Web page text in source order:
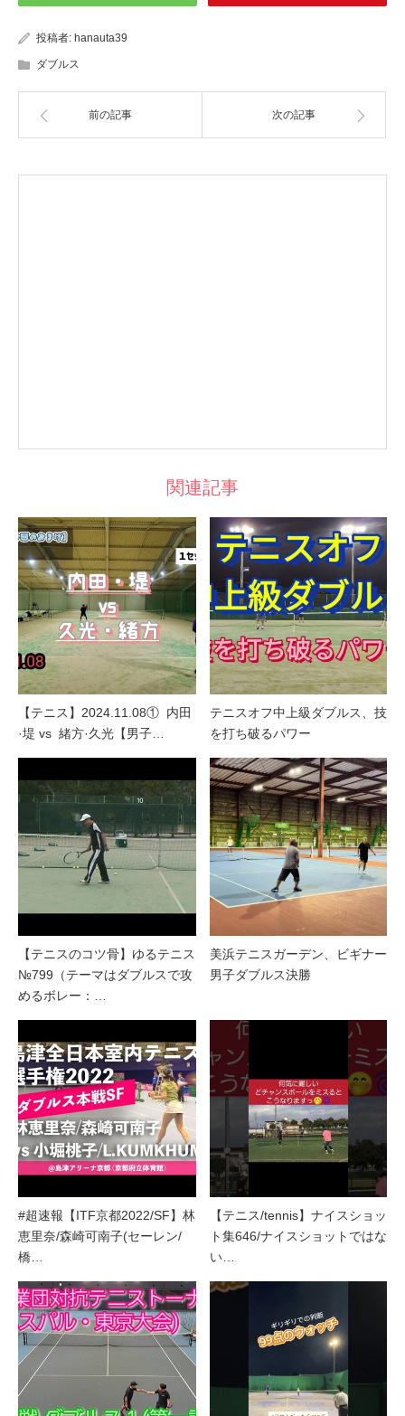
投稿者: hanauta39
ダブルス
前の記事 次の記事
関連記事
【テニス】2024.11.08① 内田
·堤 vs 緒方·久光【男子…
テニスオフ中上級ダブルス、技
を打ち破るパワー
【テニスのコツ骨】ゆるテニス
№799（テーマはダブルスで攻
めるボレー：…
美浜テニスガーデン、ビギナー
男子ダブルス決勝
#超速報【ITF京都2022/SF】林
恵里奈/森崎可南子(セーレン/
橋…
【テニス/tennis】ナイスショッ
ト集646/ナイスショットではな
い…